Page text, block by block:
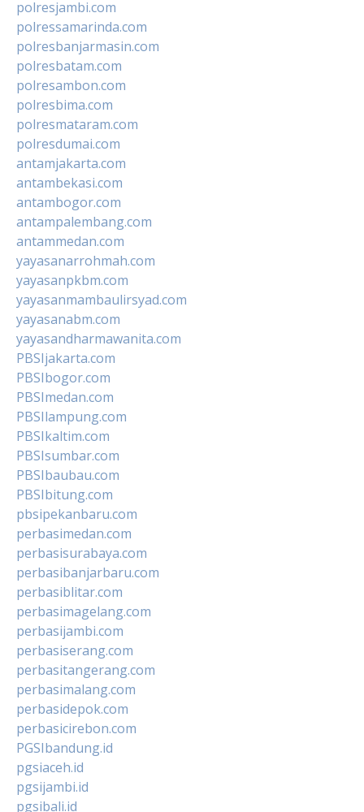
polresjambi.com
polressamarinda.com
polresbanjarmasin.com
polresbatam.com
polresambon.com
polresbima.com
polresmataram.com
polresdumai.com
antamjakarta.com
antambekasi.com
antambogor.com
antampalembang.com
antammedan.com
yayasanarrohmah.com
yayasanpkbm.com
yayasanmambaulirsyad.com
yayasanabm.com
yayasandharmawanita.com
PBSIjakarta.com
PBSIbogor.com
PBSImedan.com
PBSIlampung.com
PBSIkaltim.com
PBSIsumbar.com
PBSIbaubau.com
PBSIbitung.com
pbsipekanbaru.com
perbasimedan.com
perbasisurabaya.com
perbasibanjarbaru.com
perbasiblitar.com
perbasimagelang.com
perbasijambi.com
perbasiserang.com
perbasitangerang.com
perbasimalang.com
perbasidepok.com
perbasicirebon.com
PGSIbandung.id
pgsiaceh.id
pgsijambi.id
pgsibali.id